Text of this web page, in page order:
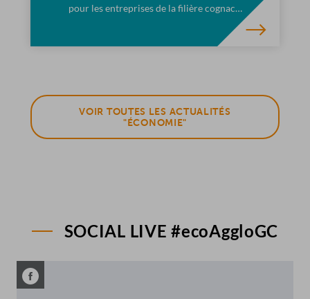
pour les entreprises de la filière cognac…
VOIR TOUTES LES ACTUALITÉS
"ÉCONOMIE"
SOCIAL LIVE #ecoAggloGC